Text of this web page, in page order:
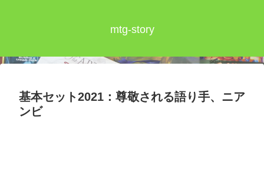
mtg-story
基本セット2021：尊敬される語り手、ニア
ンビ